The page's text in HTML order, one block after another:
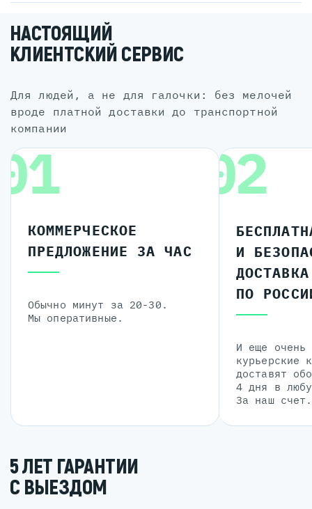
НАСТОЯЩИЙ
КЛИЕНТСКИЙ СЕРВИС
для людей, а не для галочки: без мелочей
вроде платной доставки до транспортной
компании
КОММЕРЧЕСКОЕ
ПРЕДЛОЖЕНИЕ ЗА ЧАС
Обычно минут за 20-30.
Мы оперативные.
02
И
ДОСТАВКА
ПО
И еще очень
курьерские
доставят
4 дня в
За наш счет.
5 ЛЕТ ГАРАНТИИ
С ВЫЕЗДОМ